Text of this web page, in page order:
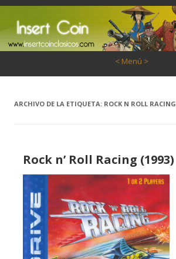
< Menú >
ARCHIVO DE LA ETIQUETA: ROCK N ROLL RACING
Rock n’ Roll Racing (1993)